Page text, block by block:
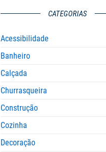
CATEGORIAS
Acessibilidade
Banheiro
Calçada
Churrasqueira
Construção
Cozinha
Decoração